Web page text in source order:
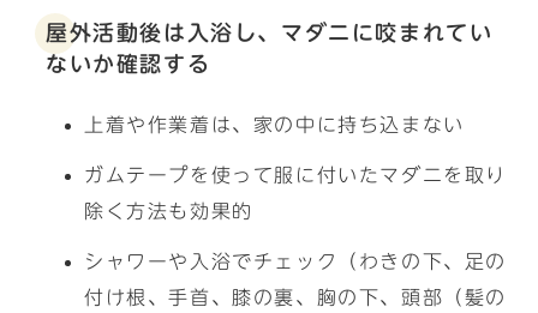
屋外活動後は入浴し、マダニに咬まれてい
ないか確認する
上着や作業着は、家の中に持ち込まない
ガムテープを使って服に付いたマダニを取り
除く方法も効果的
シャワーや入浴でチェック（わきの下、足の
付け根、手首、膝の裏、胸の下、頭部（髪の